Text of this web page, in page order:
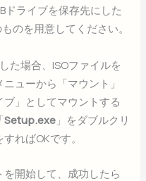
ドライブを保存先にした
のを用意してください。
た場合、ISOファイルを
ューから「マウント」
」としてマウントする
Setup.exe 」をダブルクリ
ればOKです。
開始して、成功したら